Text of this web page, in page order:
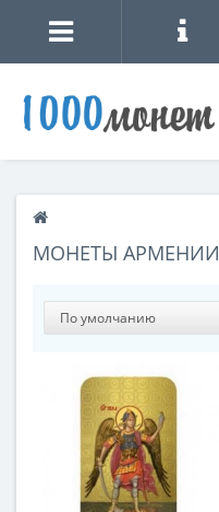
МОНЕТЫ АРМЕНИИ